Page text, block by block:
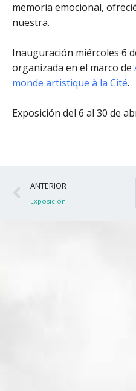
memoria emocional,
nuestra.
Inauguración miércoles 6
organizada en el marco de
monde artistique à la Cité.
Exposición del 6 al 30 de
Ant
ANTERIOR
Exposición